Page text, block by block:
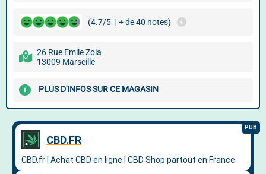
(4.7/5 | + de 40 notes)
26 Rue Emile Zola
13009 Marseille
PLUS D'INFOS SUR CE MAGASIN